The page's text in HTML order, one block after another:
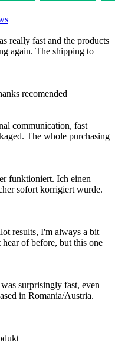
really fast and the products
again. The shipping to
recomended
communication, fast
The whole purchasing
funktioniert. Ich einen
sofort korrigiert wurde.
results, I'm always a bit
of before, but this one
surprisingly fast, even
in Romania/Austria.